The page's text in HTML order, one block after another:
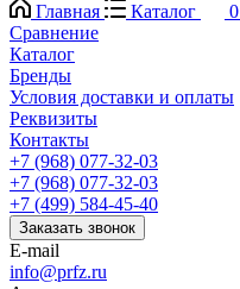
Главная
Каталог 0
Сравнение
Каталог
Бренды
Условия доставки и оплаты
Реквизиты
Контакты
+7 (968) 077-32-03
+7 (968) 077-32-03
+7 (499) 584-45-40
Заказать звонок
E-mail
info@prfz.ru